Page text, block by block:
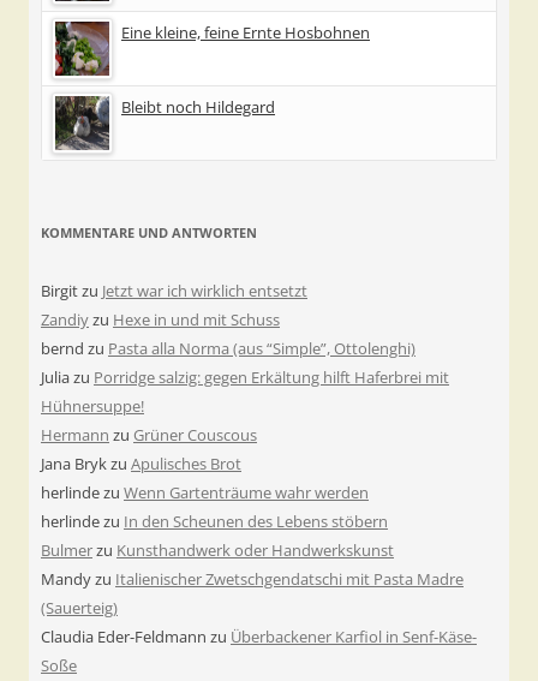
Eine kleine, feine Ernte Hosbohnen
Bleibt noch Hildegard
KOMMENTARE UND ANTWORTEN
Birgitzu Jetzt war ich wirklich entsetzt
Zandiyzu Hexe in und mit Schuss
bernd zu Pasta alla Norma (aus “Simple”, Ottolenghi)
Juliazu Porridge salzig: gegen Erkältung hilft Haferbrei mit
Hühnersuppe!
Hermann zu Grüner Couscous
Jana Brykzu Apulisches Brot
herlindezu Wenn Gartenträume wahr werden
herlindezu In den Scheunen des Lebens stöbern
Bulmerzu Kunsthandwerk oder Handwerkskunst
Mandyzu Italienischer Zwetschgendatschi mit Pasta Madre
(Sauerteig)
Claudia Eder-Feldmann zu Überbackener Karfiol in Senf-Käse-
Soße